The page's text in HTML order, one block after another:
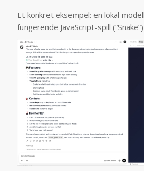
Et konkret eksempel: en lokal
fungerende JavaScript-spill